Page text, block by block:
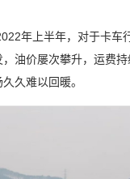
年上半年，对于卡车
油价屡次攀升，运费
久难以回暖。